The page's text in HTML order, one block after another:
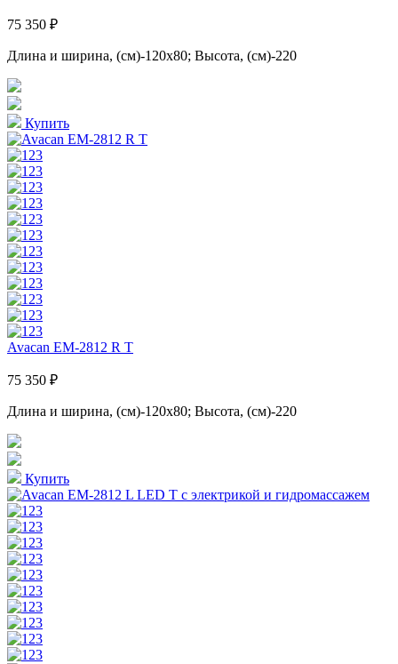
75 350 ₽
Длина и ширина, (см)-120x80; Высота, (см)-220
Купить
Avacan EM-2812 R T
75 350 ₽
Длина и ширина, (см)-120x80; Высота, (см)-220
Купить